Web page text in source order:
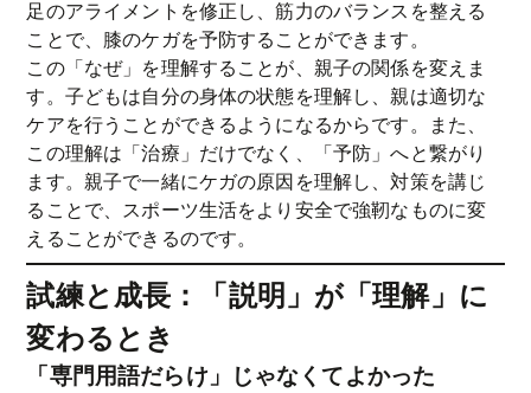
足のアライメントを修正し、筋力のバランスを整える
ことで、膝のケガを予防することができます。
この「なぜ」を理解することが、親子の関係を変えま
す。子どもは自分の身体の状態を理解し、親は適切な
ケアを行うことができるようになるからです。また、
この理解は「治療」だけでなく、「予防」へと繋がり
ます。親子で一緒にケガの原因を理解し、対策を講じ
ることで、スポーツ生活をより安全で強靭なものに変
えることができるのです。
試練と成長：「説明」が「理解」に
変わるとき
「専門用語だらけ」じゃなくてよかった